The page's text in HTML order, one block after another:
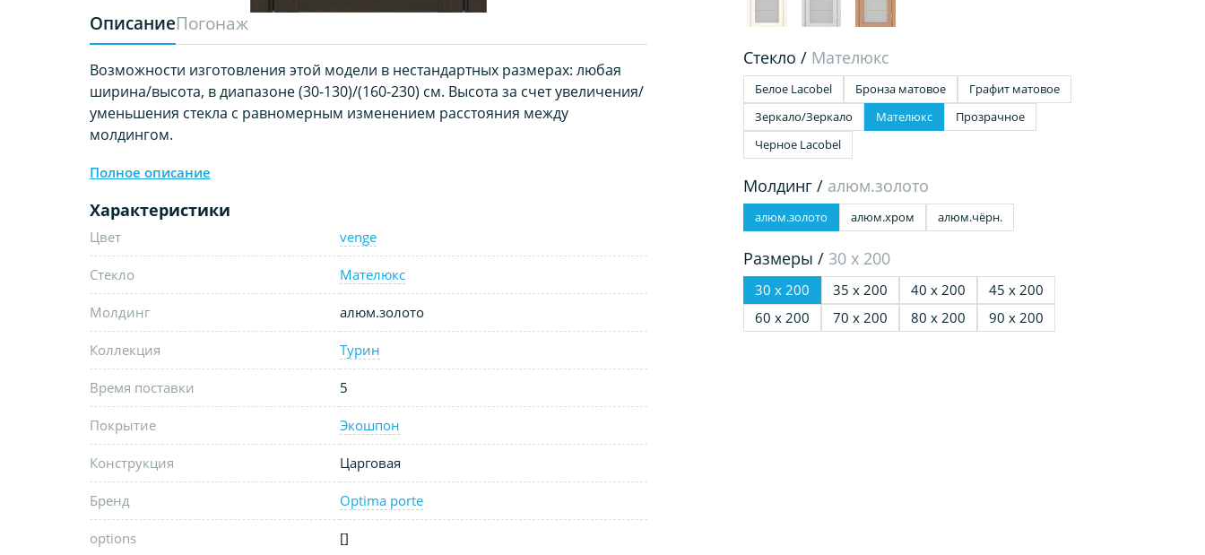
ОписаниеПогонаж
Возможности изготовления этой модели в нестандартных размерах: любая
ширина/высота, в диапазоне (30-130)/(160-230) см. Высота за счет увеличения/
уменьшения стекла с равномерным изменением расстояния между
молдингом.
Полное описание
Характеристики
Цвет venge
Стекло Мателюкс
Молдинг алюм.золото
Коллекция Турин
Время поставки 5
Покрытие Экошпон
Конструкция Царговая
Бренд Optima porte
options []
Стекло / Мателюкс
Белое Lacobel Бронза матовое
Графит матовое
Зеркало/Зеркало
Мателюкс
Прозрачное
Черное Lacobel
Молдинг / алюм.золото
алюм.золото алюм.хром алюм.чёрн.
Размеры / 30 х 200
30 х 200 35 х 200 40 х 200
45 х 200
60 х 200
70 х 200 80 х 200 90 х 200